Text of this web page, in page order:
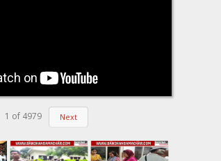
1 of 4979 Next